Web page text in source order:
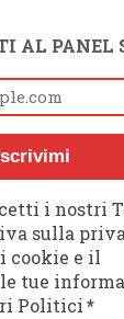
AL PANEL
Iscrivimi
i nostri
sulla
cookie e il
tue
Politici*